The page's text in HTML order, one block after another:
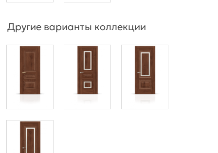
Другие варианты коллекции